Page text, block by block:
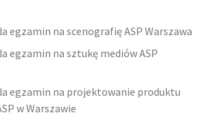
egzamin na scenografię ASP Warszawa
egzamin na sztukę mediów ASP
egzamin na projektowanie produktu
w Warszawie